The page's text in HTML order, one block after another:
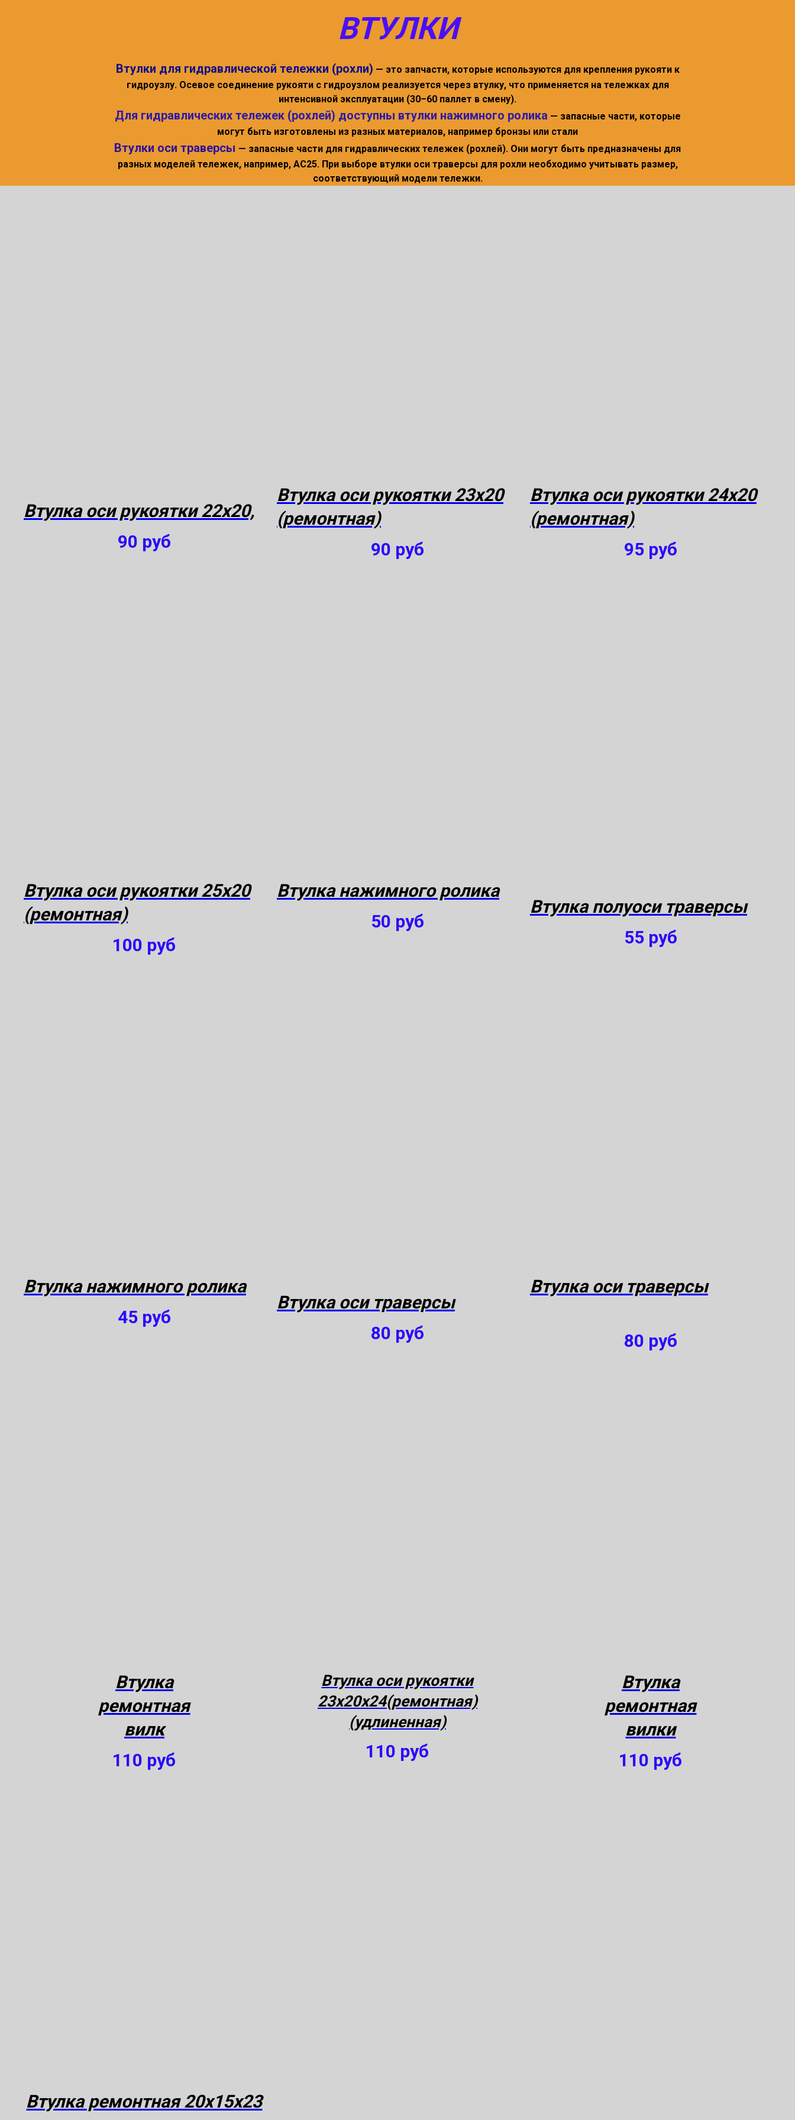
ВТУЛКИ
Втулки для гидравлической тележки (рохли) — это запчасти, которые используются для крепления рукояти к
гидроузлу. Осевое соединение рукояти с гидроузлом реализуется через втулку, что применяется на тележках для
интенсивной эксплуатации (30–60 паллет в смену).
Для гидравлических тележек (рохлей) доступны втулки нажимного ролика — запасные части, которые
могут быть изготовлены из разных материалов, например бронзы или стали
Втулки оси траверсы — запасные части для гидравлических тележек (рохлей). Они могут быть предназначены для
разных моделей тележек, например, AC25. При выборе втулки оси траверсы для рохли необходимо учитывать размер,
соответствующий модели тележки.
Втулка оси рукоятки 22х20,
90 руб
Втулка оси рукоятки 23х20
(ремонтная)
90 руб
Втулка оси рукоятки 24х20
(ремонтная)
95 руб
Втулка оси рукоятки 25х20
(ремонтная)
100 руб
Втулка нажимного ролика
50 руб
Втулка полуоси траверсы
55 руб
Втулка нажимного ролика
45 руб
Втулка оси траверсы
80 руб
Втулка оси траверсы
80 руб
Втулка
ремонтная
вилк
110 руб
Втулка оси рукоятки
23х20х24(ремонтная)
(удлиненная)
110 руб
Втулка
ремонтная
вилки
110 руб
Втулка ремонтная 20х15х23